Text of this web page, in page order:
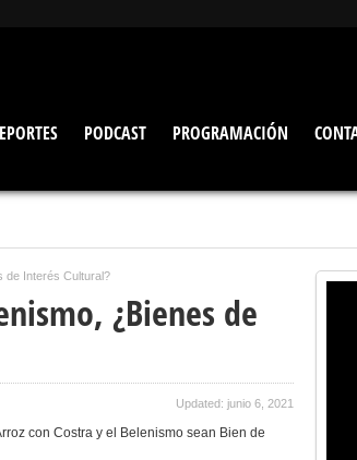
PODCAST PROGRAMACIÓN
de Interés Cultural?
¿Bienes de
Updated: junio 6, 2021
con Costra y el Belenismo sean Bien de